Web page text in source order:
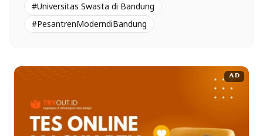
#Universitas Swasta di Bandung
#PesantrenModerndiBandung
AD